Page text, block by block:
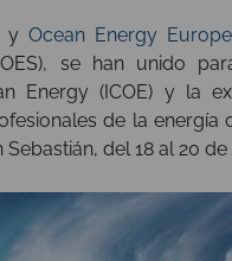
yOcean Energy Europe
OES), se han unido
Energy (ICOE) y la
de la
del 18 al 20 de